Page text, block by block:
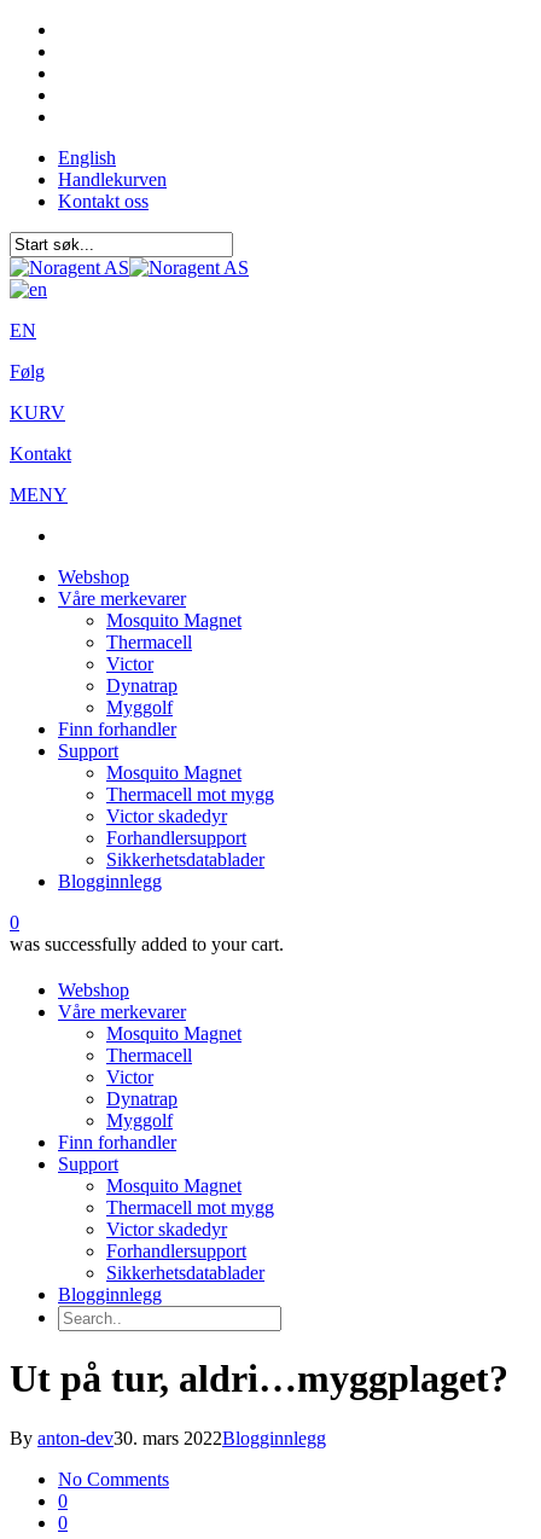
English
Handlekurven
Kontakt oss
EN
Følg
KURV
Kontakt
MENY
Webshop
Våre merkevarer
Mosquito Magnet
Thermacell
Victor
Dynatrap
Myggolf
Finn forhandler
Support
Mosquito Magnet
Thermacell mot mygg
Victor skadedyr
Forhandlersupport
Sikkerhetsdatablader
Blogginnlegg
0
was successfully added to your cart.
Webshop
Våre merkevarer
Mosquito Magnet
Thermacell
Victor
Dynatrap
Myggolf
Finn forhandler
Support
Mosquito Magnet
Thermacell mot mygg
Victor skadedyr
Forhandlersupport
Sikkerhetsdatablader
Blogginnlegg
Ut på tur, aldri…myggplaget?
By anton-dev30. mars 2022Blogginnlegg
No Comments
0
0